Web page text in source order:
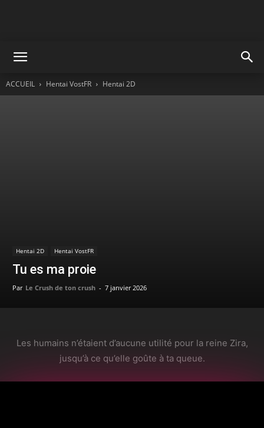
ACCUEIL Hentai VostFR Hentai 2D
Hentai 2D Hentai VostFR
Tu es ma proie
Par Le Crush de ton crush - 7 janvier 2026
Les humains n’étaient d’aucune utilité pour la reine Zira,
jusqu’à ce qu’elle goûte à ta queue.